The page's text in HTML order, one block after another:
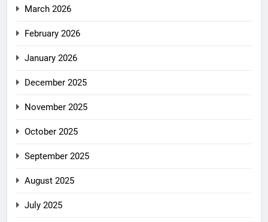
March 2026
February 2026
January 2026
December 2025
November 2025
October 2025
September 2025
August 2025
July 2025